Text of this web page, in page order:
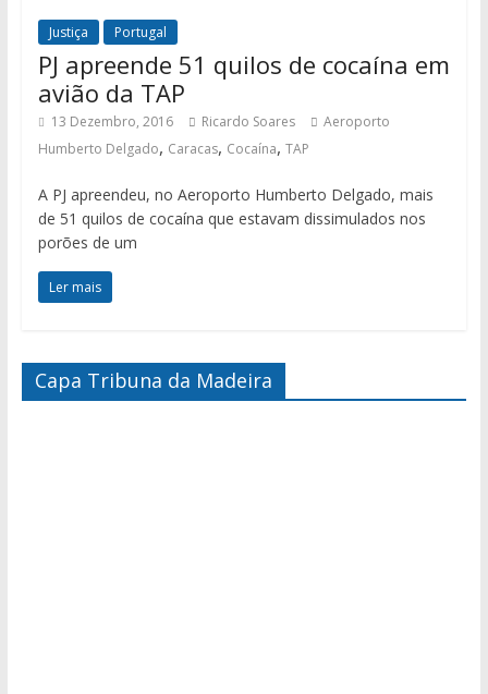
Justiça Portugal
PJ apreende 51 quilos de cocaína em
avião da TAP
13 Dezembro, 2016 Ricardo Soares
Aeroporto
Humberto Delgado, Caracas, Cocaína, TAP
A PJ apreendeu, no Aeroporto Humberto Delgado, mais
de 51 quilos de cocaína que estavam dissimulados nos
porões de um
Ler mais
Capa Tribuna da Madeira